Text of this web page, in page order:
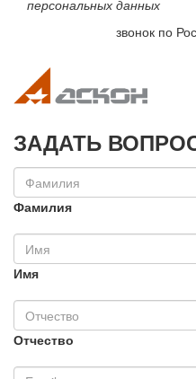
персональных данных
звонок по
ЗАДАТЬ
Фамилия
Имя
Отчество